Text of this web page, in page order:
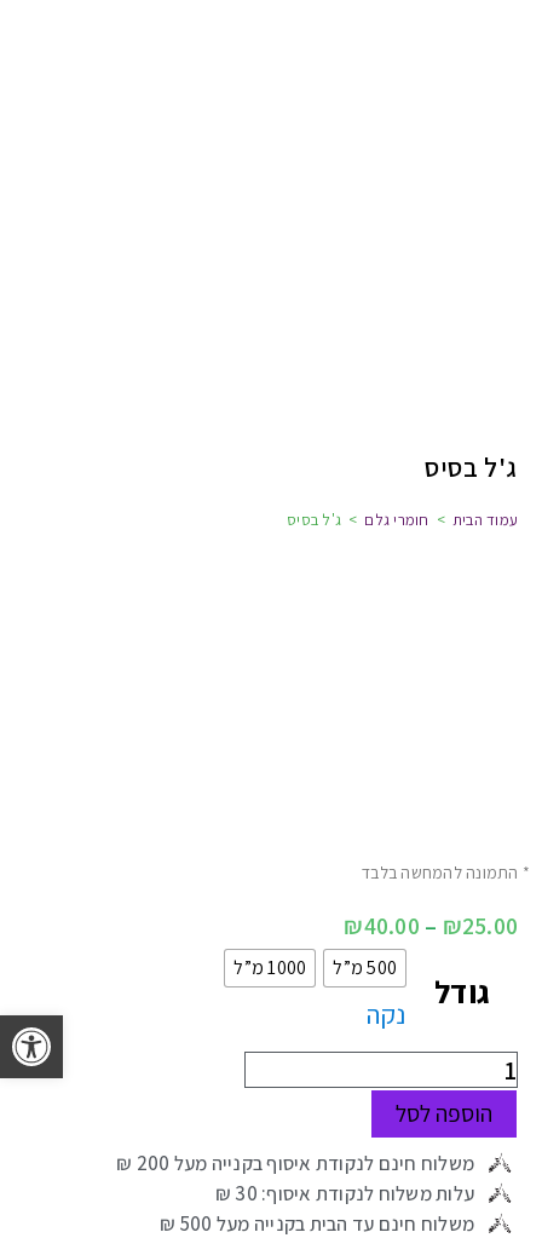
ג'ל בסיס
עמוד הבית > חומרי גלם > ג'ל בסיס
₪25.00
–
₪40.00
גודל
500 מ”ל 1000 מ”ל
נקה
הוספה לסל
משלוח חינם לנקודת איסוף בקנייה מעל 200 ₪
עלות משלוח לנקודת איסוף: 30 ₪
משלוח חינם עד הבית בקנייה מעל 500 ₪
* התמונה להמחשה בלבד